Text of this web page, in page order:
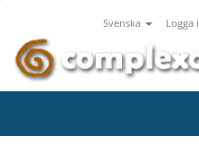
Svenska Logga